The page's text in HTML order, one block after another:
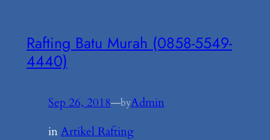
Rafting Batu Murah (0858-5549-
4440)
Sep 26, 2018—byAdmin
inArtikel Rafting